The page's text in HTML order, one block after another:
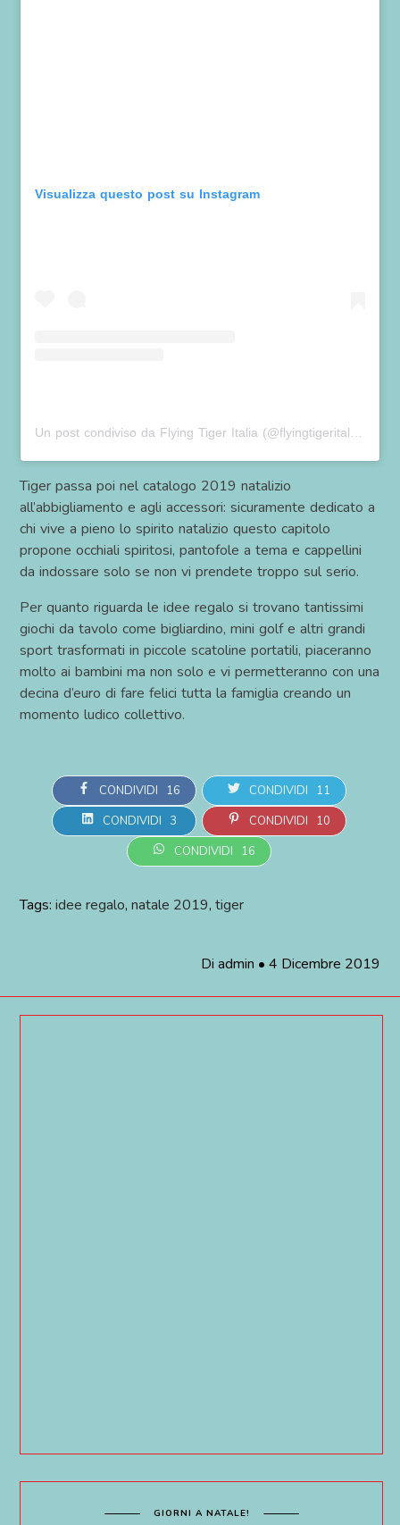
Visualizza questo post su Instagram
Tiger passa poi nel catalogo 2019 natalizio
all’abbigliamento e agli accessori: sicuramente dedicato a
chi vive a pieno lo spirito natalizio questo capitolo
propone occhiali spiritosi, pantofole a tema e cappellini
da indossare solo se non vi prendete troppo sul serio.
Per quanto riguarda le idee regalo si trovano tantissimi
giochi da tavolo come bigliardino, mini golf e altri grandi
sport trasformati in piccole scatoline portatili, piaceranno
molto ai bambini ma non solo e vi permetteranno con una
decina d’euro di fare felici tutta la famiglia creando un
momento ludico collettivo.
CONDIVIDI 16 CONDIVIDI 11
CONDIVIDI 3 CONDIVIDI 10
CONDIVIDI 16
Tags:idee regalo,natale 2019,tiger
Di admin • 4 Dicembre 2019
GIORNI A NATALE!